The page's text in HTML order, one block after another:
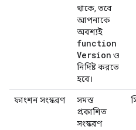
থাকে, তবে
আপনাকে
অবশ্যই
function
Version ও
নির্দিষ্ট করতে
হবে।
ফাংশন সংস্করণ
সমস্ত
প্রকাশিত
সংস্করণ